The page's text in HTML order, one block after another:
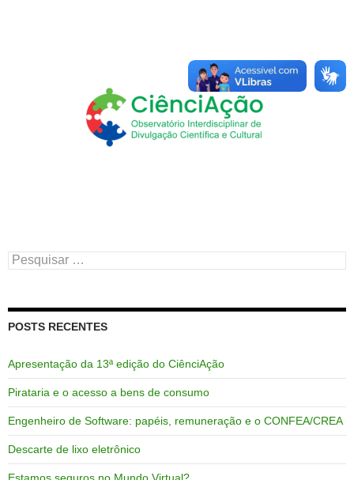
Pesquisar
por:
POSTS RECENTES
Apresentação da 13ª edição do CiênciAção
Pirataria e o acesso a bens de consumo
Engenheiro de Software: papéis, remuneração e o CONFEA/CREA
Descarte de lixo eletrônico
Estamos seguros no Mundo Virtual?